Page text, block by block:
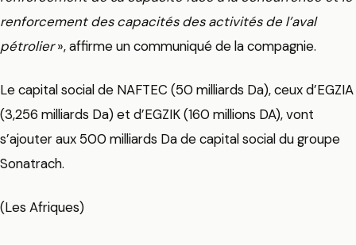
renforcement des capacités des activités de l’aval
pétrolier», affirme un communiqué de la compagnie.
Le capital social de NAFTEC (50 milliards Da), ceux d’EGZIA
(3,256 milliards Da) et d’EGZIK (160 millions DA), vont
s’ajouter aux 500 milliards Da de capital social du groupe
Sonatrach.
(Les Afriques)